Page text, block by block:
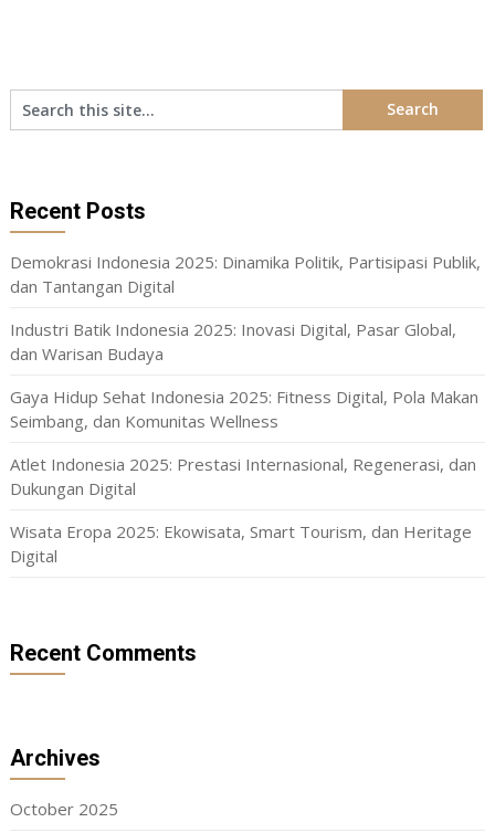
Recent Posts
Demokrasi Indonesia 2025: Dinamika Politik, Partisipasi Publik,
dan Tantangan Digital
Industri Batik Indonesia 2025: Inovasi Digital, Pasar Global,
dan Warisan Budaya
Gaya Hidup Sehat Indonesia 2025: Fitness Digital, Pola Makan
Seimbang, dan Komunitas Wellness
Atlet Indonesia 2025: Prestasi Internasional, Regenerasi, dan
Dukungan Digital
Wisata Eropa 2025: Ekowisata, Smart Tourism, dan Heritage
Digital
Recent Comments
Archives
October 2025